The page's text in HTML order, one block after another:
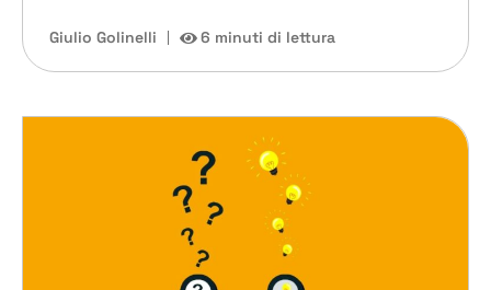
Giulio Golinelli 6 minuti di lettura